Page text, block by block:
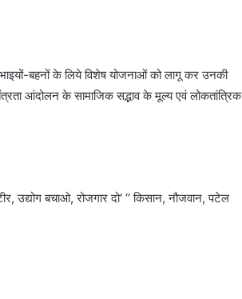
बहनों के लिये विशेष योजनाओं को लागू कर उनकी
आंदोलन के सामाजिक सद्भाव के मूल्य एवं लोकतांत्रिक
उद्योग बचाओ, रोजगार दो‘ ‘‘ किसान, नौजवान, पटेल